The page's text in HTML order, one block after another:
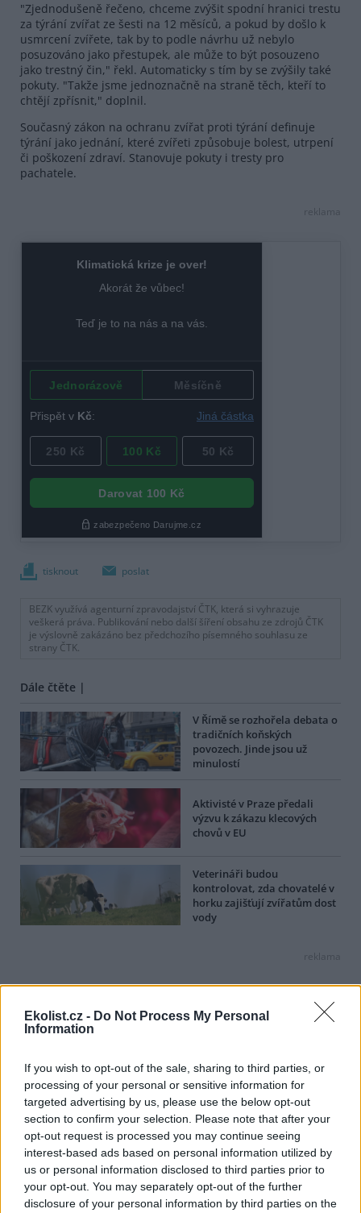
Ekolist.cz - Do Not Process My Personal
Information
If you wish to opt-out of the sale, sharing to third parties, or
processing of your personal or sensitive information for
targeted advertising by us, please use the below opt-out
section to confirm your selection. Please note that after your
opt-out request is processed you may continue seeing
interest-based ads based on personal information utilized by
us or personal information disclosed to third parties prior to
your opt-out. You may separately opt-out of the further
disclosure of your personal information by third parties on the
"Zjednodušeně řečeno, chceme zvýšit spodní hranici trestu
za týrání zvířat ze šesti na 12 měsíců, a pokud by došlo k
usmrcení zvířete, tak by to podle návrhu už nebylo
posuzováno jako přestupek, ale může to být posouzeno
jako trestný čin," řekl. Automaticky s tím by se zvýšily také
pokuty. "Takže jsme jednoznačně na straně těch, kteří to
chtějí zpřísnit," doplnil.
Současný zákon na ochranu zvířat proti týrání definuje
týrání jako jednání, které zvířeti způsobuje bolest, utrpení
či poškození zdraví. Stanovuje pokuty i tresty pro
pachatele.
reklama
tisknout poslat
BEZK využívá agenturní zpravodajství ČTK, která si vyhrazuje
veškerá práva. Publikování nebo další šíření obsahu ze zdrojů ČTK
je výslovně zakázáno bez předchozího písemného souhlasu ze
strany ČTK.
Dále čtěte |
V Římě se rozhořela debata o
tradičních koňských
povozech. Jinde jsou už
minulostí
Aktivisté v Praze předali
výzvu k zákazu klecových
chovů v EU
Veterináři budou
kontrolovat, zda chovatelé v
horku zajišťují zvířatům dost
vody
reklama
Online diskuse
Redakce Ekolistu vítá čtenářské názory, komentáře a postřehy. Tím,
že zde publikujete svůj příspěvek, se ale zároveň zavazujete
vyhrazuje právo smazat diskusní příspěvěk
Všechny komentáře (7)
DO DISKUZE SE MŮŽETE ZAPOJIT PO PŘIHLÁŠENÍ
Uživatelský e-mail
Heslo